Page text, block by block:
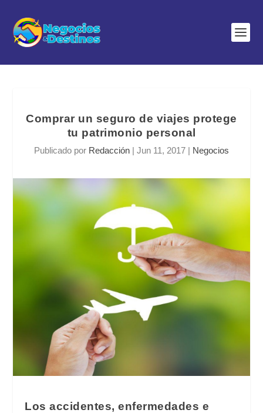
Comprar un seguro de viajes protege
tu patrimonio personal
Publicado por Redacción | Jun 11, 2017 | Negocios
Los accidentes, enfermedades e